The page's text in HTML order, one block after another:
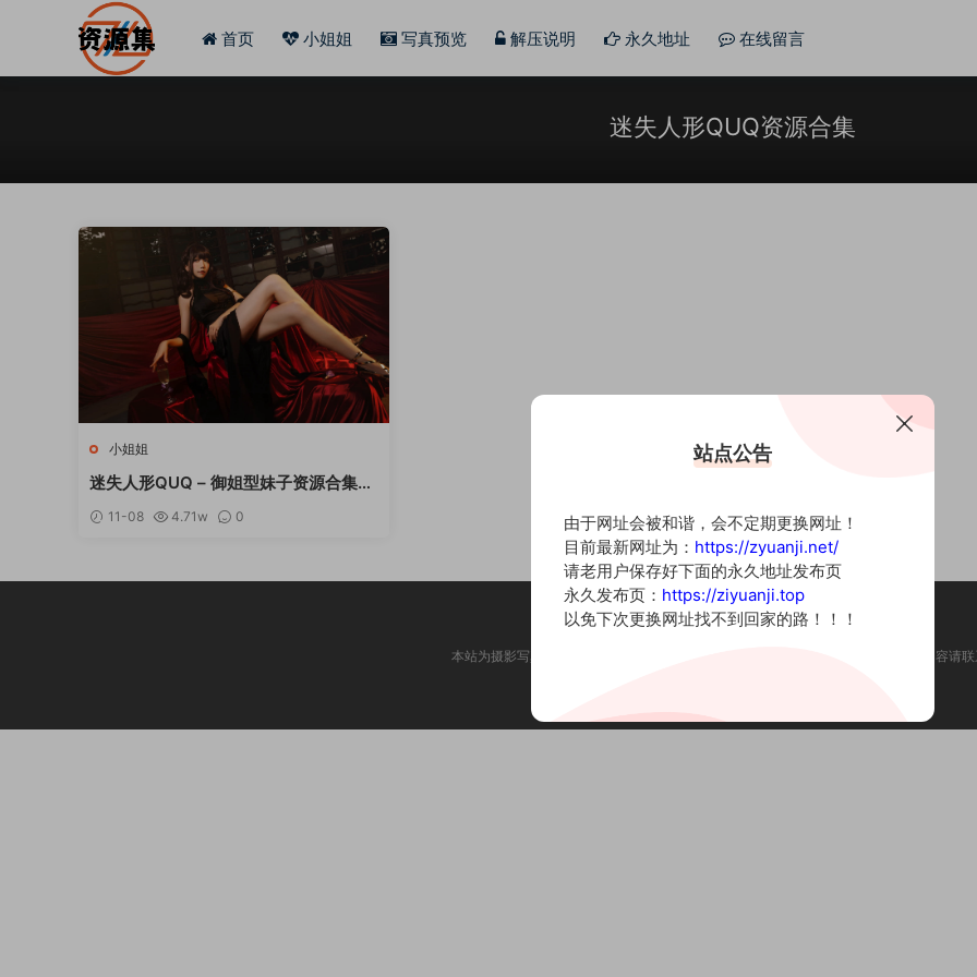
首页 小姐姐 写真预览 解压说明 永久地址 在线留言
迷失人形QUQ资源合集
小姐姐
迷失人形QUQ – 御姐型妹子资源合集
11-08 4.71w 0
本站为摄影写真图片网站，内容来自网络收集整理，仅作个人学习使用。如有违法内容请
站点公告
由于网址会被和谐，会不定期更换网址！
目前最新网址为： https://zyuanji.net/
请老用户保存好下面的永久地址发布页
永久发布页： https://ziyuanji.top
以免下次更换网址找不到回家的路！！！